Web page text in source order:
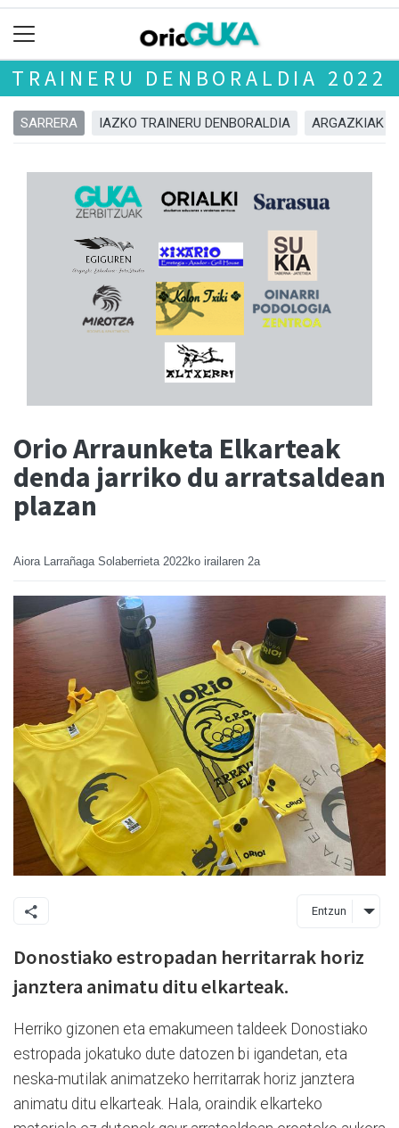
TRAINERU DENBORALDIA 2022
SARRERA IAZKO TRAINERU DENBORALDIA ARGAZKIAK
Orio Arraunketa Elkarteak
denda jarriko du arratsaldean
plazan
Aiora Larrañaga Solaberrieta 2022ko irailaren 2a
Entzun
Donostiako estropadan herritarrak horiz
janztera animatu ditu elkarteak.
Herriko gizonen eta emakumeen taldeek Donostiako
estropada jokatuko dute datozen bi igandetan, eta
neska-mutilak animatzeko herritarrak horiz janztera
animatu ditu elkarteak. Hala, oraindik elkarteko